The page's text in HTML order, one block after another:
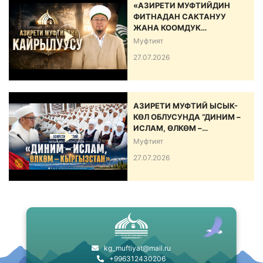
«АЗИРЕТИ МУФТИЙДИН
ФИТНАДАН САКТАНУУ
ЖАНА КООМДУК
ЫНТЫМАКТЫ БЕКЕМДӨӨ
Муфтият
27.07.2026
АЗИРЕТИ МУФТИЙ ЫСЫК-
КӨЛ ОБЛУСУНДА “ДИНИМ –
ИСЛАМ, ӨЛКӨМ –
КЫРГЫЗСТАН” АТТУУ ИШ-
Муфтият
27.07.2026
kg_muftiyat@mail.ru
+996312430206